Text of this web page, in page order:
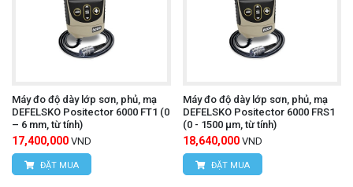
Máy đo độ dày lớp sơn, phủ, mạ
DEFELSKO Positector 6000 FT1 (0
– 6 mm, từ tính)
17,400,000 VND
ĐẶT MUA
Máy đo độ dày lớp sơn, phủ, mạ
DEFELSKO Positector 6000 FRS1
(0 - 1500 µm, từ tính)
18,640,000 VND
ĐẶT MUA